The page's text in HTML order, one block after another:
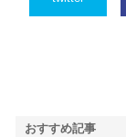
おすすめ記事